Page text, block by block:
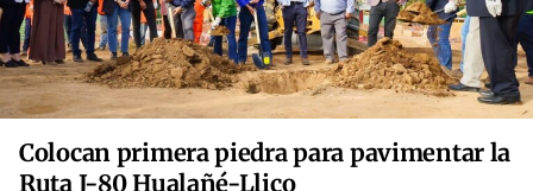
Colocan primera piedra para pavimentar la
Ruta J-80 Hualañé-Llico